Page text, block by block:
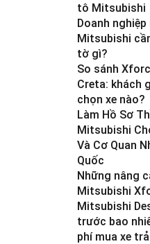
tô Mitsubishi
Doanh nghiệp
Mitsubishi
tờ gì?
So sánh
Creta: khách
chọn xe nào?
Làm Hồ Sơ
Mitsubishi
Và Cơ Quan
Quốc
Những nâng
Mitsubishi
Mitsubishi
trước bao
phí mua xe